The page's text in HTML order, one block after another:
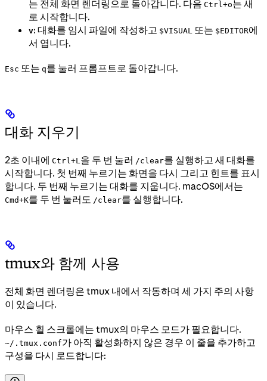
는 전체 화면 렌더링으로 돌아갑니다. 다음 Ctrl+o는 새
로 시작합니다.
v: 대화를 임시 파일에 작성하고 $VISUAL 또는 $EDITOR에
서 엽니다.
Esc 또는 q를 눌러 프롬프트로 돌아갑니다.
대화 지우기
2초 이내에 Ctrl+L 을 두 번 눌러 /clear를 실행하고 새 대화를
시작합니다. 첫 번째 누르기는 화면을 다시 그리고 힌트를 표시
합니다. 두 번째 누르기는 대화를 지웁니다. macOS에서는
Cmd+K를 두 번 눌러도 /clear를 실행합니다.
tmux와 함께 사용
전체 화면 렌더링은 tmux 내에서 작동하며 세 가지 주의 사항
이 있습니다.
마우스 휠 스크롤에는 tmux의 마우스 모드가 필요합니다.
~/.tmux.conf가 아직 활성화하지 않은 경우 이 줄을 추가하고
구성을 다시 로드합니다: